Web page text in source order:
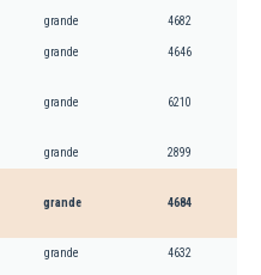
grande 4682
grande 4646
grande 6210
grande 2899
grande 4684
grande 4632